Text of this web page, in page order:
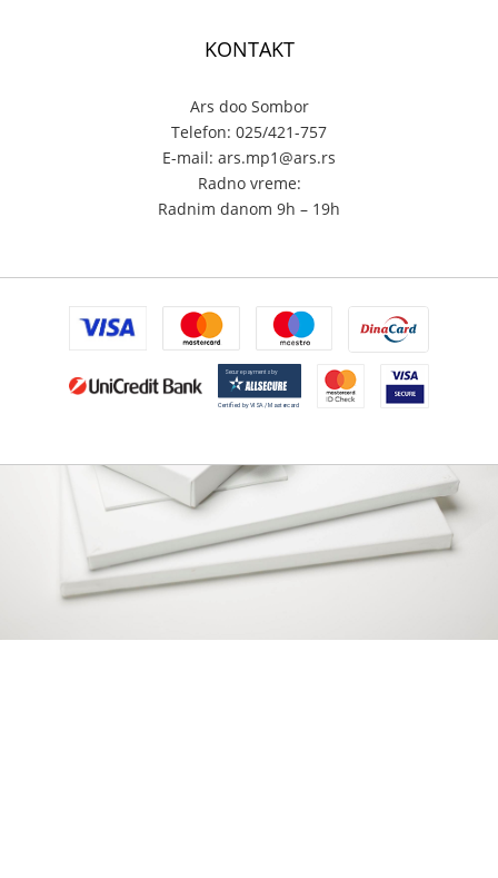
KONTAKT
Ars doo Sombor
Telefon: 025/421-757
E-mail: ars.mp1@ars.rs
Radno vreme:
Radnim danom 9h – 19h